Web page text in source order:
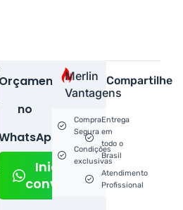
Orçamento
no
Iniciar
conversa
Compartilhe
Merlin
Vantagens
Compra
Segura
Condições
exclusivas
Entrega
em
todo o
Brasil
Atendimento
Profissional